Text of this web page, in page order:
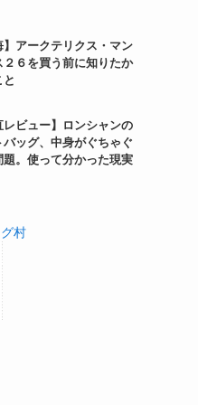
】アークテリクス・マン
２６を買う前に知りたか
レビュー】ロンシャンの
バッグ、中身がぐちゃぐ
題。使って分かった現実
村